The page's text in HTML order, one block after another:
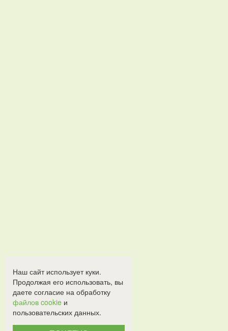
Наш сайт использует куки.
Продолжая его использовать, вы
даете согласие на обработку
файлов cookie и
пользовательских данных.